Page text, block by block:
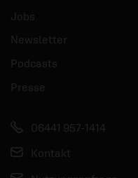
Jobs
Newsletter
Podcasts
Presse
06441 957-1414
Kontakt